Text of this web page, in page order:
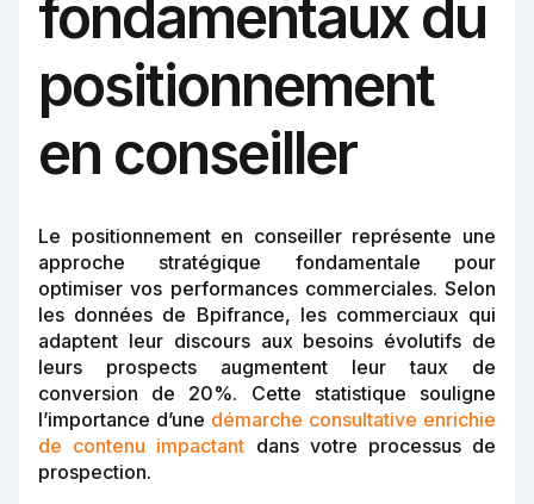
fondamentaux du
positionnement
en conseiller
Le positionnement en conseiller représente une
approche stratégique fondamentale pour
optimiser vos performances commerciales. Selon
les données de Bpifrance, les commerciaux qui
adaptent leur discours aux besoins évolutifs de
leurs prospects augmentent leur taux de
conversion de 20%. Cette statistique souligne
l’importance d’une démarche consultative enrichie
de contenu impactant dans votre processus de
prospection.